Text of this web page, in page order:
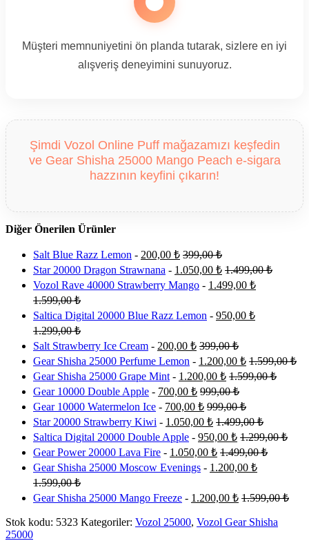
Müşteri memnuniyetini ön planda tutarak, sizlere en iyi
alışveriş deneyimini sunuyoruz.
Şimdi Vozol Online Puff mağazamızı keşfedin
ve Gear Shisha 25000 Mango Peach e-sigara
hazzının keyfini çıkarın!
Diğer Önerilen Ürünler
Salt Blue Razz Lemon - 200,00 ₺ 399,00₺
Star 20000 Dragon Strawnana - 1.050,00 ₺ 1.499,00₺
Vozol Rave 40000 Strawberry Mango - 1.499,00 ₺
1.599,00₺
Saltica Digital 20000 Blue Razz Lemon - 950,00 ₺
1.299,00₺
Salt Strawberry Ice Cream - 200,00 ₺ 399,00₺
Gear Shisha 25000 Perfume Lemon - 1.200,00 ₺ 1.599,00₺
Gear Shisha 25000 Grape Mint - 1.200,00 ₺ 1.599,00₺
Gear 10000 Double Apple - 700,00 ₺ 999,00₺
Gear 10000 Watermelon Ice - 700,00 ₺ 999,00₺
Star 20000 Strawberry Kiwi - 1.050,00 ₺ 1.499,00₺
Saltica Digital 20000 Double Apple - 950,00 ₺ 1.299,00₺
Gear Power 20000 Lava Fire - 1.050,00 ₺ 1.499,00₺
Gear Shisha 25000 Moscow Evenings - 1.200,00 ₺
1.599,00₺
Gear Shisha 25000 Mango Freeze - 1.200,00 ₺ 1.599,00₺
Stok kodu: 5323 Kategoriler: Vozol 25000, Vozol Gear Shisha
25000